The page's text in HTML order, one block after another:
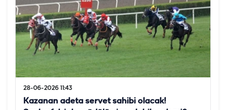
28-06-2026 11:43
Kazanan adeta servet sahibi olacak!